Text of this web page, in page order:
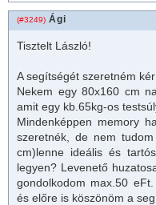
(#3249) Ági
Tisztelt László!
A segítségét szeretném
Nekem egy 80x160 cm
amit egy kb.65kg-os
Mindenképpen memory
szeretnék, de nem
cm)lenne ideális és
legyen? Levenető
gondolkodom max.50
és előre is köszönöm a